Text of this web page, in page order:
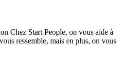
Chez Start People, on vous aide à
ressemble, mais en plus, on vous